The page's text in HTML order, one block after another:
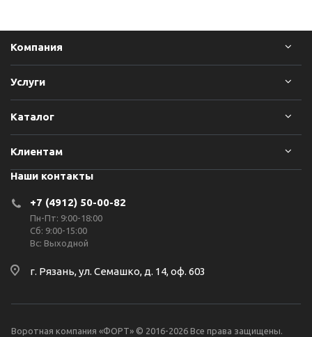
Компания
Услуги
Каталог
Клиентам
Наши контакты
+7 (4912) 50-00-82
Пн-Пт: 9:00-18:00
Сб: 9:00-15:00
Вс: Выходной
г. Рязань, ул. Семашко, д. 14, оф. 603
Воротная компания «ФОРТ» © 2016-2026 Все права защищены.